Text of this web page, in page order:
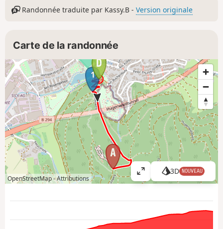
Randonnée traduite par Kassy.B -Version originale
Carte de la randonnée
1
OpenStreetMap -Attributions
A
ff
h
3D NOUVEAU